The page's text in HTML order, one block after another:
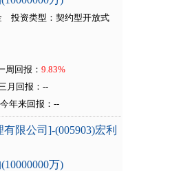
投资类型：契约型开放式
周回报：9.83%
月回报：--
今年来回报：--
限公司]-(005903)宏利
万)